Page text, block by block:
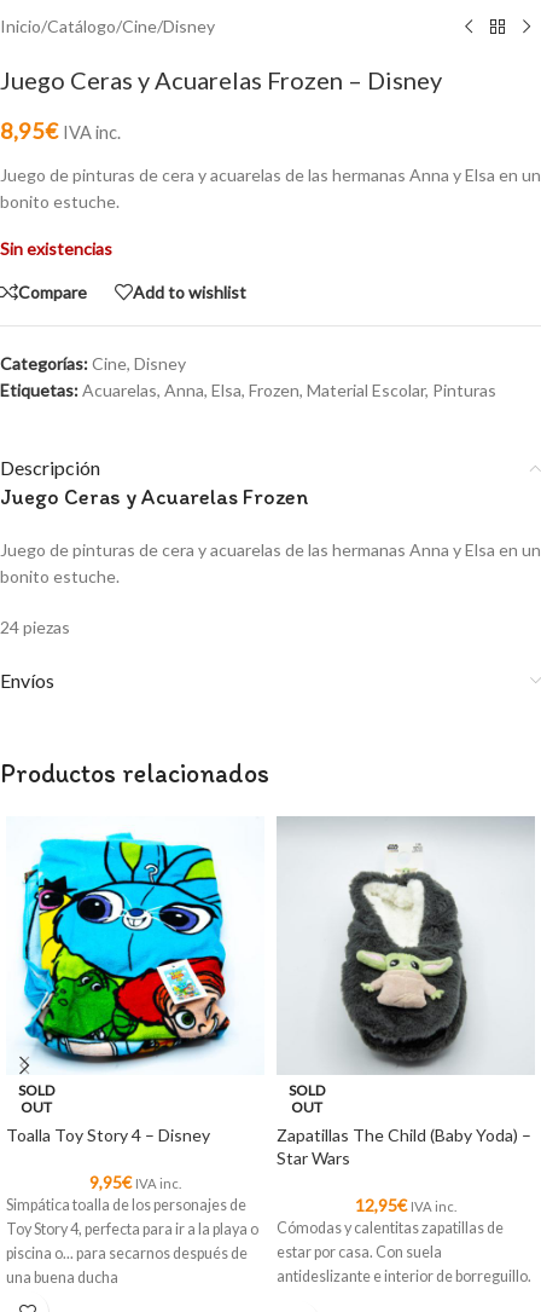
Inicio/Catálogo/Cine/Disney
Juego Ceras y Acuarelas Frozen – Disney
8,95€ IVA inc.
Juego de pinturas de cera y acuarelas de las hermanas Anna y Elsa en un
bonito estuche.
Sin existencias
Compare Add to wishlist
Categorías:Cine, Disney
Etiquetas:Acuarelas, Anna, Elsa, Frozen, Material Escolar, Pinturas
Descripción
Juego Ceras y Acuarelas Frozen
Juego de pinturas de cera y acuarelas de las hermanas Anna y Elsa en un
bonito estuche.
24 piezas
Envíos
Productos relacionados
SOLD
OUT
Toalla Toy Story 4 – Disney
9,95€ IVA inc.
Simpática toalla de los personajes de
Toy Story 4, perfecta para ir a la playa o
piscina o... para secarnos después de
una buena ducha
SOLD
OUT
Zapatillas The Child (Baby Yoda) –
Star Wars
12,95€ IVA inc.
Cómodas y calentitas zapatillas de
estar por casa. Con suela
antideslizante e interior de borreguillo.